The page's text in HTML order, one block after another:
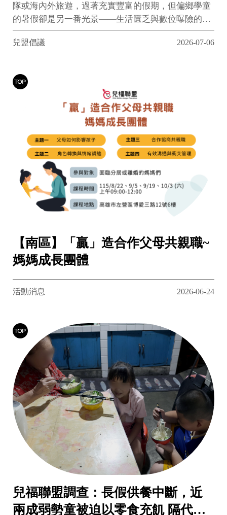
隊或海內外旅遊，過著充實豐富的假期，但偏鄉學童
的暑假卻是另一番光景——生活匱乏與數位曝險的雙
重危機，悄悄壓了過來。偏鄉家長受限於生計，不得
不缺席孩子的日常，手機成了孩子唯一的玩伴與傾訴
兒盟倡議 2026-07-06
【南區】「贏」造合作父母共親職~
媽媽成長團體
活動消息 2026-06-24
兒福聯盟調查：長假供餐中斷，近
兩成弱勢童被迫以零食充飢 隔代與